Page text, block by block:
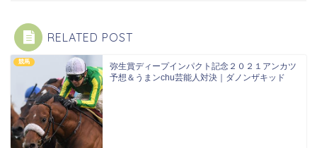
RELATED POST
競馬
弥生賞ディープインパクト記念２０２１アンカツ
予想＆うまンchu芸能人対決｜ダノンザキッド